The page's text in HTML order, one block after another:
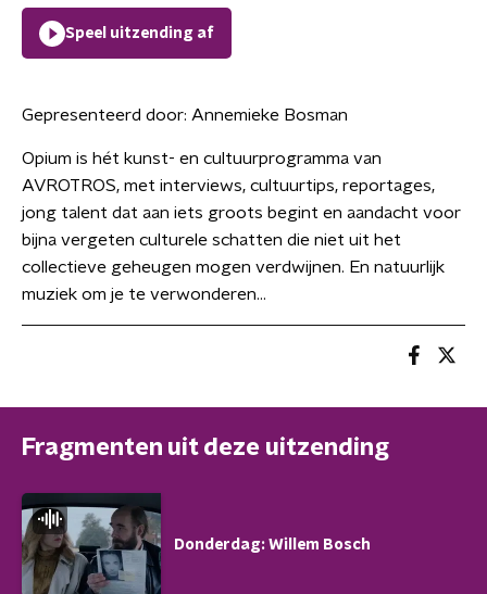
Speel uitzending af
Gepresenteerd door: Annemieke Bosman
Opium is hét kunst- en cultuurprogramma van
AVROTROS, met interviews, cultuurtips, reportages,
jong talent dat aan iets groots begint en aandacht voor
bijna vergeten culturele schatten die niet uit het
collectieve geheugen mogen verdwijnen. En natuurlijk
muziek om je te verwonderen...
Fragmenten uit deze uitzending
Donderdag: Willem Bosch